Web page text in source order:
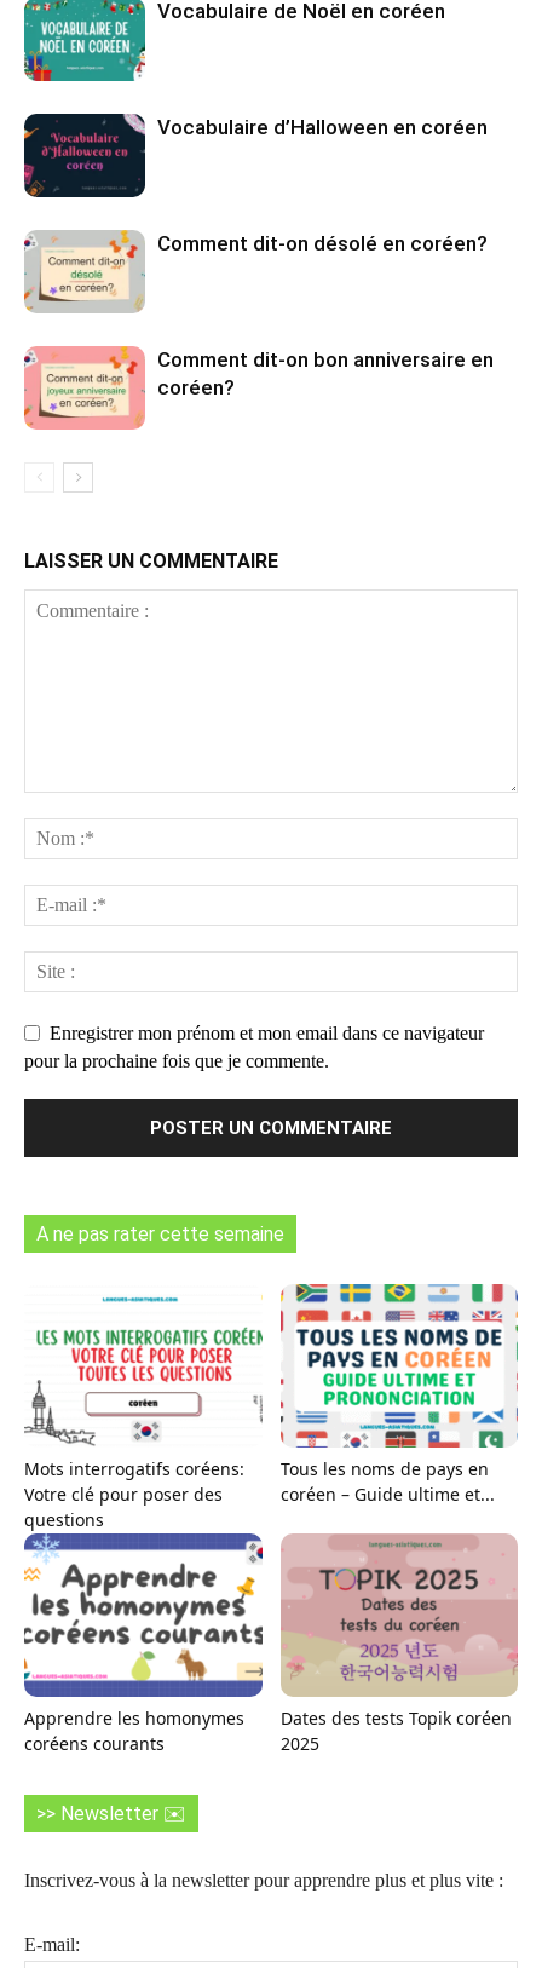
Vocabulaire de Noël en coréen
Vocabulaire d’Halloween en coréen
Comment dit-on désolé en coréen?
Comment dit-on bon anniversaire en
coréen?
LAISSER UN COMMENTAIRE
Enregistrer mon prénom et mon email dans ce navigateur
pour la prochaine fois que je commente.
A ne pas rater cette semaine
Mots interrogatifs coréens:
Votre clé pour poser des
questions
Tous les noms de pays en
coréen – Guide ultime et...
Apprendre les homonymes
coréens courants
Dates des tests Topik coréen
2025
>> Newsletter ✉️
Inscrivez-vous à la newsletter pour apprendre plus et plus vite :
E-mail: